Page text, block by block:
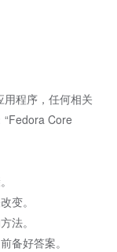
程序，任何相关
Core
变。
法。
备好答案。